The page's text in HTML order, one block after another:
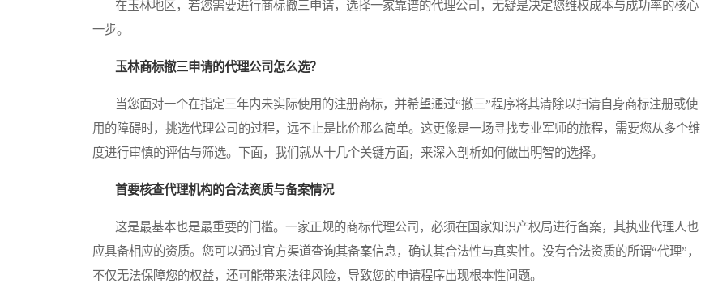
在玉林地区，若您需要进行商标撤三申请，选择一家靠谱的代理公司，无疑是决定您维权成本与成功率的核心
一步。
玉林商标撤三申请的代理公司怎么选？
当您面对一个在指定三年内未实际使用的注册商标，并希望通过“撤三”程序将其清除以扫清自身商标注册或使
用的障碍时，挑选代理公司的过程，远不止是比价那么简单。这更像是一场寻找专业军师的旅程，需要您从多个维
度进行审慎的评估与筛选。下面，我们就从十几个关键方面，来深入剖析如何做出明智的选择。
首要核查代理机构的合法资质与备案情况
这是最基本也是最重要的门槛。一家正规的商标代理公司，必须在国家知识产权局进行备案，其执业代理人也
应具备相应的资质。您可以通过官方渠道查询其备案信息，确认其合法性与真实性。没有合法资质的所谓“代理”，
不仅无法保障您的权益，还可能带来法律风险，导致您的申请程序出现根本性问题。